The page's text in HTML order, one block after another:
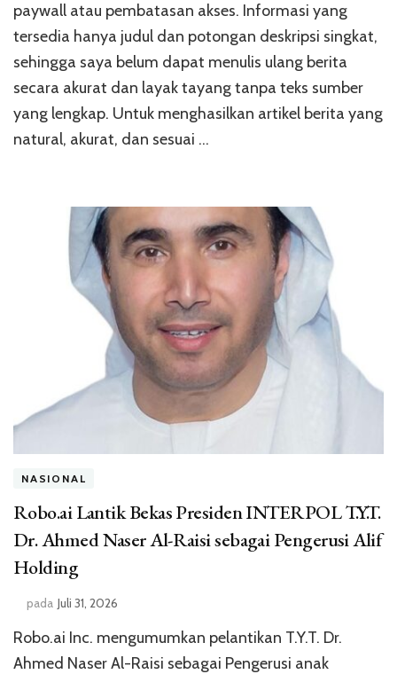
paywall atau pembatasan akses. Informasi yang
tersedia hanya judul dan potongan deskripsi singkat,
sehingga saya belum dapat menulis ulang berita
secara akurat dan layak tayang tanpa teks sumber
yang lengkap. Untuk menghasilkan artikel berita yang
natural, akurat, dan sesuai …
NASIONAL
Robo.ai Lantik Bekas Presiden INTERPOL T.Y.T.
Dr. Ahmed Naser Al-Raisi sebagai Pengerusi Alif
Holding
pada Juli 31, 2026
Robo.ai Inc. mengumumkan pelantikan T.Y.T. Dr.
Ahmed Naser Al-Raisi sebagai Pengerusi anak